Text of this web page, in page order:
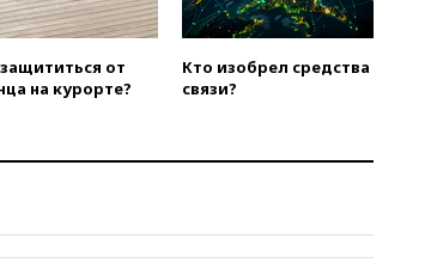
вчера, 20:12Финляндия не
намерена передавать Украине
вчера, 19:42 МВД намерено
иностранцев с 60 дней до
компаниям в США поручено
оперативно нарастить
от
на курорте?
Кто изобрел средства
связи?